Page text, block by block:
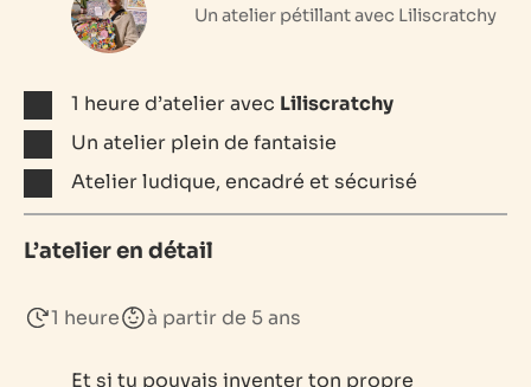
Un atelier pétillant avec Liliscratchy
1 heure d’atelier avec Liliscratchy
Un atelier plein de fantaisie
Atelier ludique, encadré et sécurisé
L’atelier en détail
1 heure à partir de 5 ans
Et si tu pouvais inventer ton propre